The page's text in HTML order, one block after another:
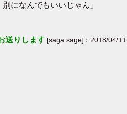
になんでもいいじゃん」
送りします [saga sage]：2018/04/